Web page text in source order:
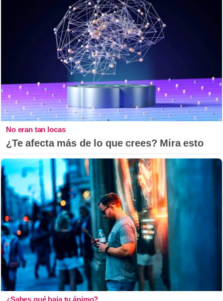
No eran tan locas
¿Te afecta más de lo que crees? Mira esto
¿Sabes qué baja tu ánimo?